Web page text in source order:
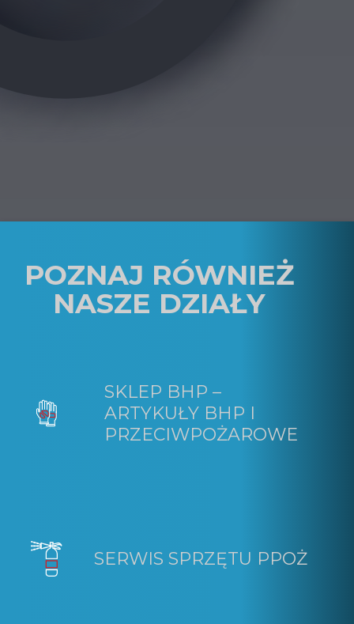
POZNAJ RÓWNIEŻ
NASZE DZIAŁY
SKLEP BHP –
ARTYKUŁY BHP I
PRZECIWPOŻAROWE
SERWIS SPRZĘTU PPOŻ